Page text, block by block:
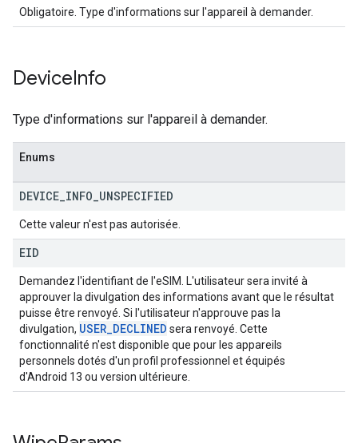
Obligatoire. Type d'informations sur l'appareil à demander.
DeviceInfo
Type d'informations sur l'appareil à demander.
Enums
DEVICE INFO UNSPECIFIED
Cette valeur n'est pas autorisée.
EID
Demandez l'identifiant de l'eSIM. L'utilisateur sera invité à
approuver la divulgation des informations avant que le résultat
puisse être renvoyé. Si l'utilisateur n'approuve pas la
divulgation, USER_DECLINED sera renvoyé. Cette
fonctionnalité n'est disponible que pour les appareils
personnels dotés d'un profil professionnel et équipés
d'Android 13 ou version ultérieure.